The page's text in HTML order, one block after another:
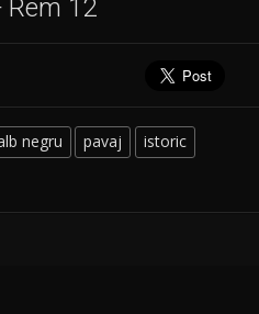
Rem 12
negru pavaj
istoric